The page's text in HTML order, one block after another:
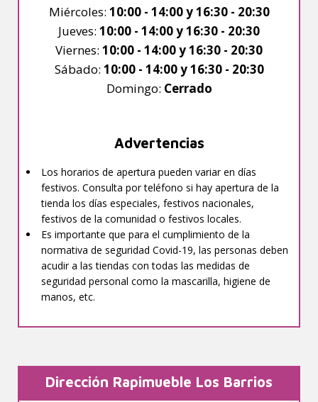
Miércoles: 10:00 - 14:00 y 16:30 - 20:30
Jueves: 10:00 - 14:00 y 16:30 - 20:30
Viernes: 10:00 - 14:00 y 16:30 - 20:30
Sábado: 10:00 - 14:00 y 16:30 - 20:30
Domingo: Cerrado
Advertencias
Los horarios de apertura pueden variar en días
festivos. Consulta por teléfono si hay apertura de la
tienda los días especiales, festivos nacionales,
festivos de la comunidad o festivos locales.
Es importante que para el cumplimiento de la
normativa de seguridad Covid-19, las personas deben
acudir a las tiendas con todas las medidas de
seguridad personal como la mascarilla, higiene de
manos, etc.
Dirección Rapimueble Los Barrios